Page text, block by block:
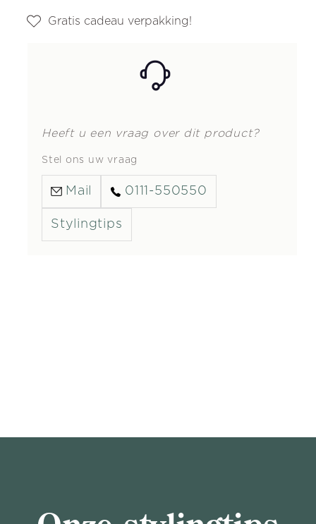
Gratis cadeau verpakking!
Heeft u een vraag over dit product?
Stel ons uw vraag
Mail 0111-550550
Stylingtips